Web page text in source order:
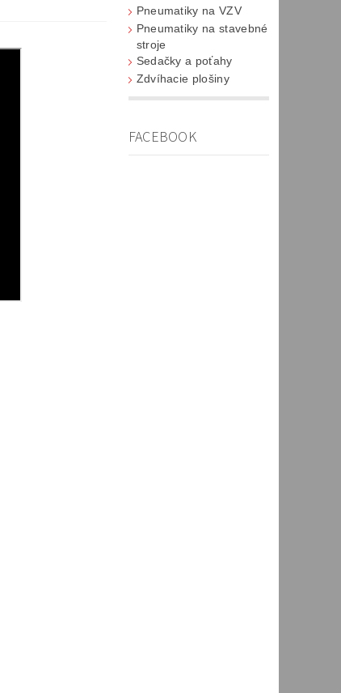
Pneumatiky na VZV
Pneumatiky na stavebné
stroje
Sedačky a poťahy
Zdvíhacie plošiny
FACEBOOK